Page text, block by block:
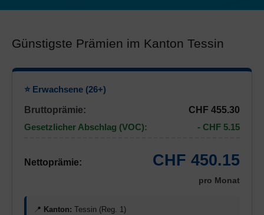
Günstigste Prämien im Kanton Tessin
⭐ Erwachsene (26+)
Bruttoprämie:
CHF 455.30
Gesetzlicher Abschlag (VOC):
- CHF 5.15
Nettoprämie: CHF 450.15
pro Monat
📍 Kanton: Tessin (Reg. 1)